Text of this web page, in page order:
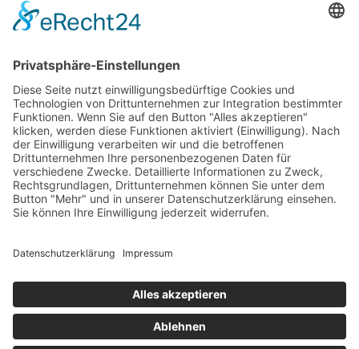
Newsletter
LogIn
Legal
Impressum
Datenschutzerklärung
Cookie-Einstellungen
Programmkino.de richtet sich an Film- und Kinobegeisterte jeden
Geschlechts. Zur besseren Lesbarkeit haben wir uns aber entschlossen,
auf eine Doppelnennung oder Genderzeichen zu verzichten. Wo möglich